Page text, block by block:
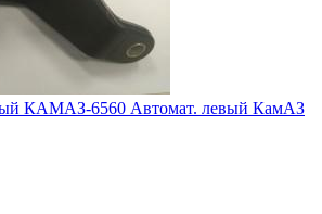
КАМАЗ-6560 Автомат. левый КамАЗ